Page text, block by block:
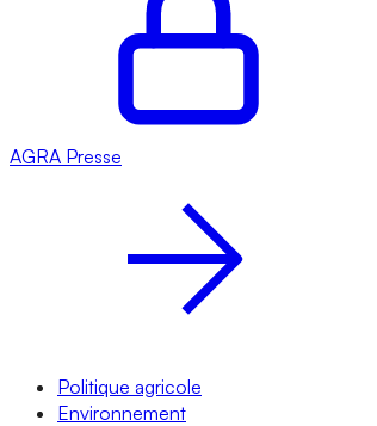
AGRA Presse
Politique agricole
Environnement